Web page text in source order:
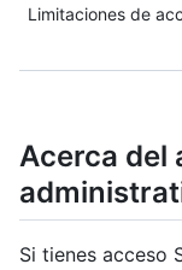
Limitaciones de
Acerca del
Si tienes acceso